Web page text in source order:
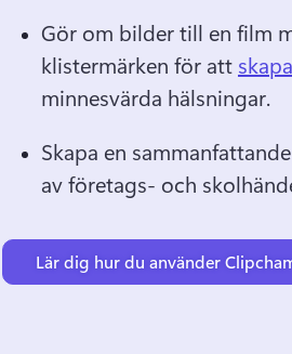
Gör om bilder till en film
klistermärken för att
minnesvärda hälsningar.
Skapa en
av företags- och
Lär dig hur du använder